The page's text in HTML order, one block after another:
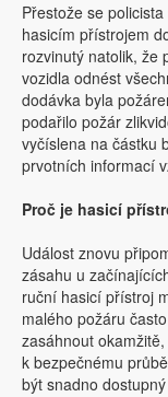
Přestože se
hasicím přístrojem
rozvinutý natolik, že
vozidla odnést
dodávka byla
podařilo požár
vyčíslena na částku
prvotních informací
Proč je hasicí
Událost znovu
zásahu u
ruční hasicí přístroj
malého požáru
zasáhnout
k bezpečnému
být snadno